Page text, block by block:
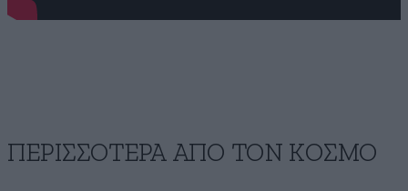
ΠΕΡΙΣΣΟΤΕΡΑ ΑΠΟ ΤΟΝ ΚΟΣΜΟ